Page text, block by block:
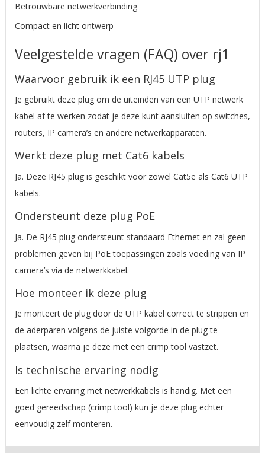
Betrouwbare netwerkverbinding
Compact en licht ontwerp
Veelgestelde vragen (FAQ) over rj1
Waarvoor gebruik ik een RJ45 UTP plug
Je gebruikt deze plug om de uiteinden van een UTP netwerk
kabel af te werken zodat je deze kunt aansluiten op switches,
routers, IP camera’s en andere netwerkapparaten.
Werkt deze plug met Cat6 kabels
Ja. Deze RJ45 plug is geschikt voor zowel Cat5e als Cat6 UTP
kabels.
Ondersteunt deze plug PoE
Ja. De RJ45 plug ondersteunt standaard Ethernet en zal geen
problemen geven bij PoE toepassingen zoals voeding van IP
camera’s via de netwerkkabel.
Hoe monteer ik deze plug
Je monteert de plug door de UTP kabel correct te strippen en
de aderparen volgens de juiste volgorde in de plug te
plaatsen, waarna je deze met een crimp tool vastzet.
Is technische ervaring nodig
Een lichte ervaring met netwerkkabels is handig. Met een
goed gereedschap (crimp tool) kun je deze plug echter
eenvoudig zelf monteren.